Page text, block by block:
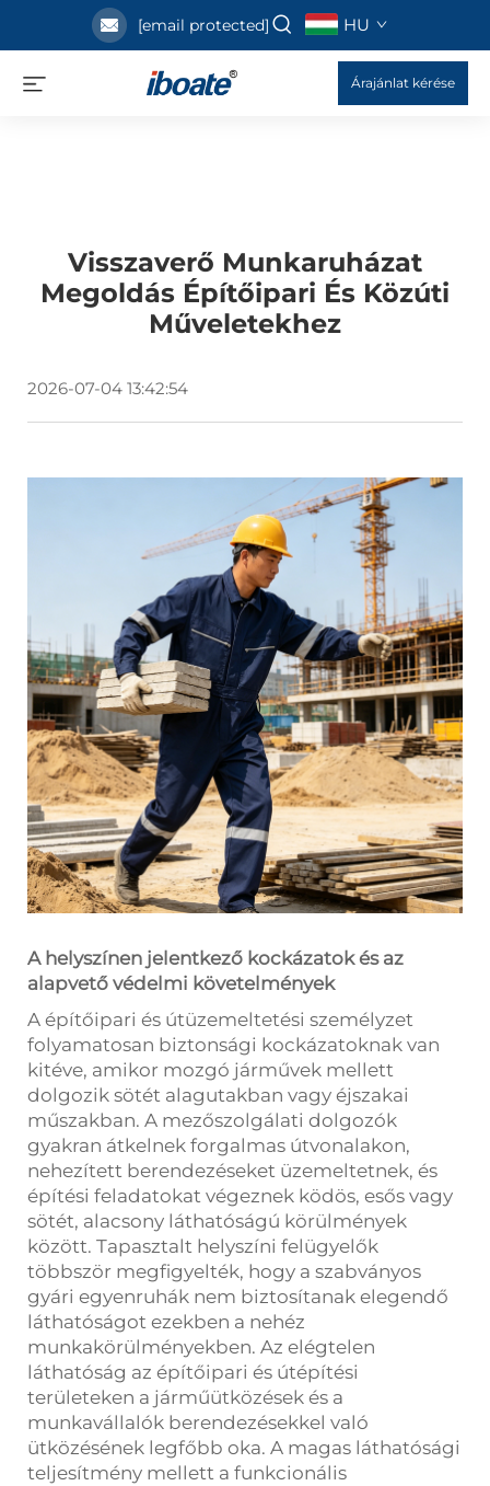
[email protected] HU
Árajánlat kérése
Visszaverő Munkaruházat
Megoldás Építőipari És Közúti
Műveletekhez
2026-07-04 13:42:54
A helyszínen jelentkező kockázatok és az
alapvető védelmi követelmények
A építőipari és útüzemeltetési személyzet
folyamatosan biztonsági kockázatoknak van
kitéve, amikor mozgó járművek mellett
dolgozik sötét alagutakban vagy éjszakai
műszakban. A mezőszolgálati dolgozók
gyakran átkelnek forgalmas útvonalakon,
nehezített berendezéseket üzemeltetnek, és
építési feladatokat végeznek ködös, esős vagy
sötét, alacsony láthatóságú körülmények
között. Tapasztalt helyszíni felügyelők
többször megfigyelték, hogy a szabványos
gyári egyenruhák nem biztosítanak elegendő
láthatóságot ezekben a nehéz
munkakörülményekben. Az elégtelen
láthatóság az építőipari és útépítési
területeken a járműütközések és a
munkavállalók berendezésekkel való
ütközésének legfőbb oka. A magas láthatósági
teljesítmény mellett a funkcionális